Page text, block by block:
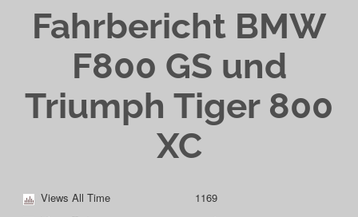
Fahrbericht BMW
F800 GS und
Triumph Tiger 800
XC
Views All Time
1169